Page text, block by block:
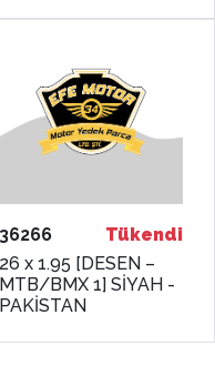
36266
Tükendi
26 x 1.95 [DESEN –
MTB/BMX 1] SİYAH -
PAKİSTAN